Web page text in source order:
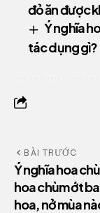
đỏ ăn được
Ý nghĩa
tác dụng gì?
BÀI TRƯỚC
Ý nghĩa hoa
hoa chùm ớt
hoa, nở mùa